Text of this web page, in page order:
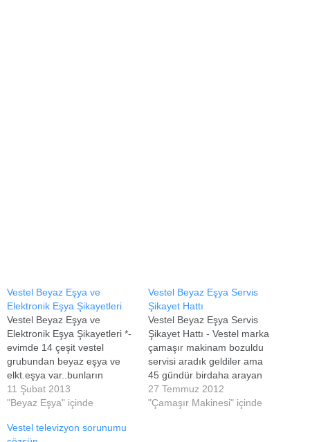
Vestel Beyaz Eşya ve
Elektronik Eşya Şikayetleri
Vestel Beyaz Eşya ve
Elektronik Eşya Şikayetleri *-
evimde 14 çeşit vestel
grubundan beyaz eşya ve
elkt.eşya var..bunların
hepsini 1-2 yıl içinde
VESTELE güvenerek aldım
eşyalar..servisleride aynı
11 Şubat 2013
"Beyaz Eşya" içinde
Vestel Beyaz Eşya Servis
Şikayet Hattı
Vestel Beyaz Eşya Servis
Şikayet Hattı - Vestel marka
çamaşır makinam bozuldu
servisi aradık geldiler ama
45 gündür birdaha arayan
soran olmadı biz
aradığımızda dalga
27 Temmuz 2012
"Çamaşır Makinesi" içinde
Vestel televizyon sorunumu